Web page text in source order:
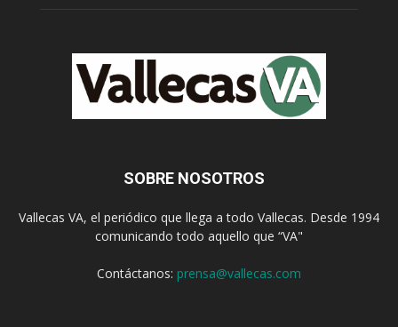
SOBRE NOSOTROS
Vallecas VA, el periódico que llega a todo Vallecas. Desde 1994
comunicando todo aquello que “VA"
Contáctanos: prensa@vallecas.com